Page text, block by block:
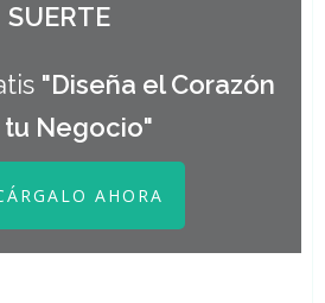
SUERTE
"Diseña el Corazón
tu Negocio"
AHORA